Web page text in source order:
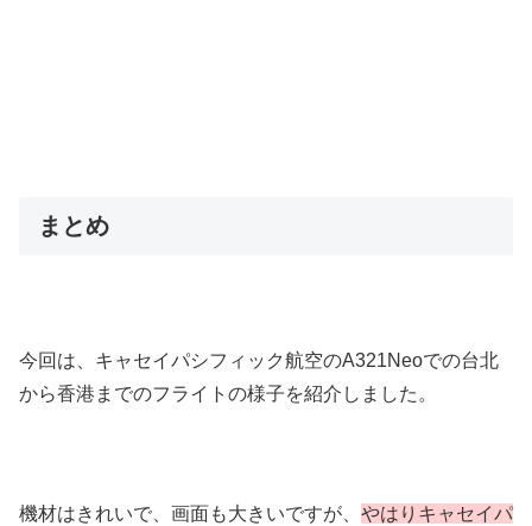
まとめ
今回は、キャセイパシフィック航空のA321Neoでの台北
から香港までのフライトの様子を紹介しました。
機材はきれいで、画面も大きいですが、 やはりキャセイパ